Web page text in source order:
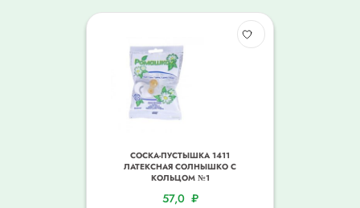
СОСКА-ПУСТЫШКА 1411
ЛАТЕКСНАЯ СОЛНЫШКО С
КОЛЬЦОМ №1
57,0 ₽